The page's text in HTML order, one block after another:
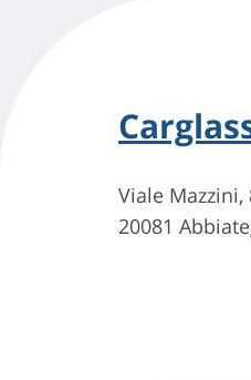
Viale Mazzini,
20081